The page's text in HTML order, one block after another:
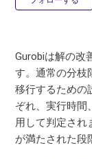
Gurobiは解の改
す。通常の分枝
移行するための
ぞれ、実行時間
用して判定され
が満たされた段